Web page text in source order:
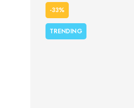
-33%
TRENDING